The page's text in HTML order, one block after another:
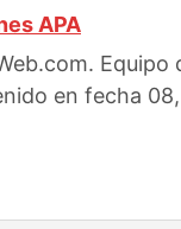
APA
en fecha